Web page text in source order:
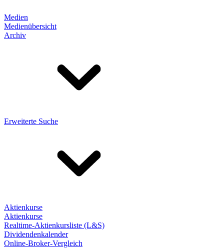
Medien
Medienübersicht
Archiv
Erweiterte Suche
Aktienkurse
Aktienkurse
Realtime-Aktienkursliste (L&S)
Dividendenkalender
Online-Broker-Vergleich